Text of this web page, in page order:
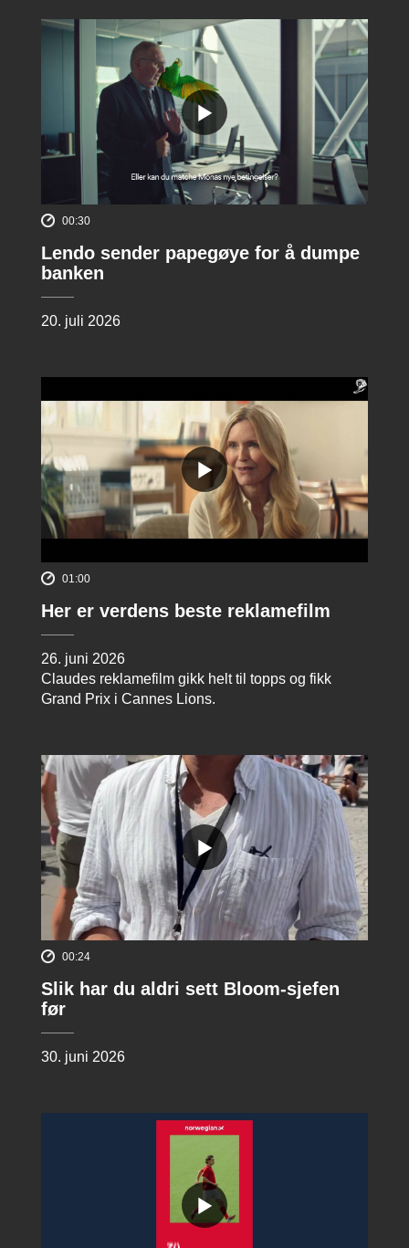
00:30
Lendo sender papegøye for å dumpe
banken
20. juli 2026
01:00
Her er verdens beste reklamefilm
26. juni 2026
Claudes reklamefilm gikk helt til topps og fikk
Grand Prix i Cannes Lions.
00:24
Slik har du aldri sett Bloom-sjefen
før
30. juni 2026